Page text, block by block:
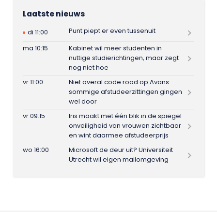
Laatste nieuws
di 11:00
Punt piept er even tussenuit
ma 10:15
Kabinet wil meer studenten in
nuttige studierichtingen, maar zegt
nog niet hoe
vr 11:00
Niet overal code rood op Avans:
sommige afstudeerzittingen gingen
wel door
vr 09:15
Iris maakt met één blik in de spiegel
onveiligheid van vrouwen zichtbaar
en wint daarmee afstudeerprijs
wo 16:00
Microsoft de deur uit? Universiteit
Utrecht wil eigen mailomgeving